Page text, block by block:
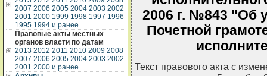
2007 2006 2005 2004 2003 2002
2001 2000 1999 1998 1997 1996
1995 1994 и ранее
Правовые акты местных
органов власти по датам
2013 2012 2011 2010 2009 2008
2007 2006 2005 2004 2003 2002
2001 2000 и ранее
2006 г. №843 "Об
Почетной
Текст правового акта с